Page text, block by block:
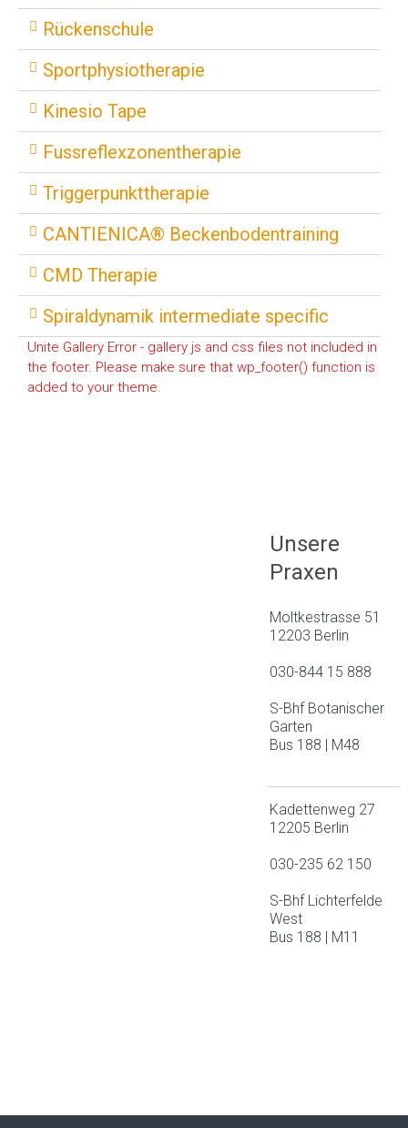
Rückenschule
Sportphysiotherapie
Kinesio Tape
Fussreflexzonentherapie
Triggerpunkttherapie
CANTIENICA® Beckenbodentraining
CMD Therapie
Spiraldynamik intermediate specific
Unite Gallery Error - gallery js and css files not included in
the footer. Please make sure that wp_footer() function is
added to your theme.
Unsere
Praxen
Moltkestrasse 51
12203 Berlin
030-844 15 888
S-Bhf Botanischer
Garten
Bus 188 | M48
Kadettenweg 27
12205 Berlin
030-235 62 150
S-Bhf Lichterfelde
West
Bus 188 | M11